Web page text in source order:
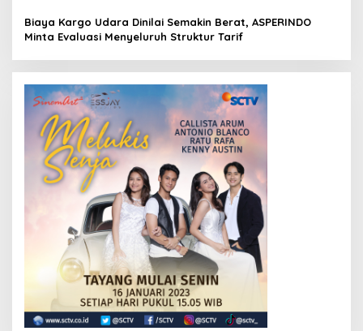
Biaya Kargo Udara Dinilai Semakin Berat, ASPERINDO
Minta Evaluasi Menyeluruh Struktur Tarif